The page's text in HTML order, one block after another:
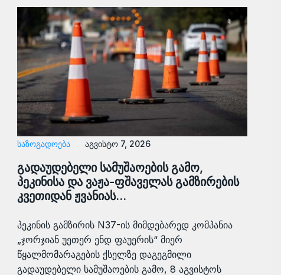
ᲡᲐᲖᲝᲒᲐᲓᲝᲔᲑᲐ აგვისტო 7, 2026
გადაუდებელი სამუშაოების გამო,
პეკინისა და ვაჟა-ფშაველას გამზირების
კვეთიდან ჟვანიას…
პეკინის გამზირის N37-ის მიმდებარედ კომპანია
„ჯორჯიან უეთერ ენდ ფაუერის“ მიერ
წყალმომარაგების ქსელზე დაგეგმილი
გადაუდებელი სამუშაოების გამო, 8 აგვისტოს